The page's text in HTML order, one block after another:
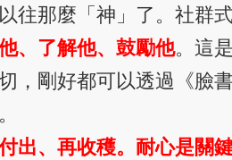
往那麼「神」了。社群
、了解他、鼓勵他。這
，剛好都可以透過《臉
出、再收穫。耐心是關